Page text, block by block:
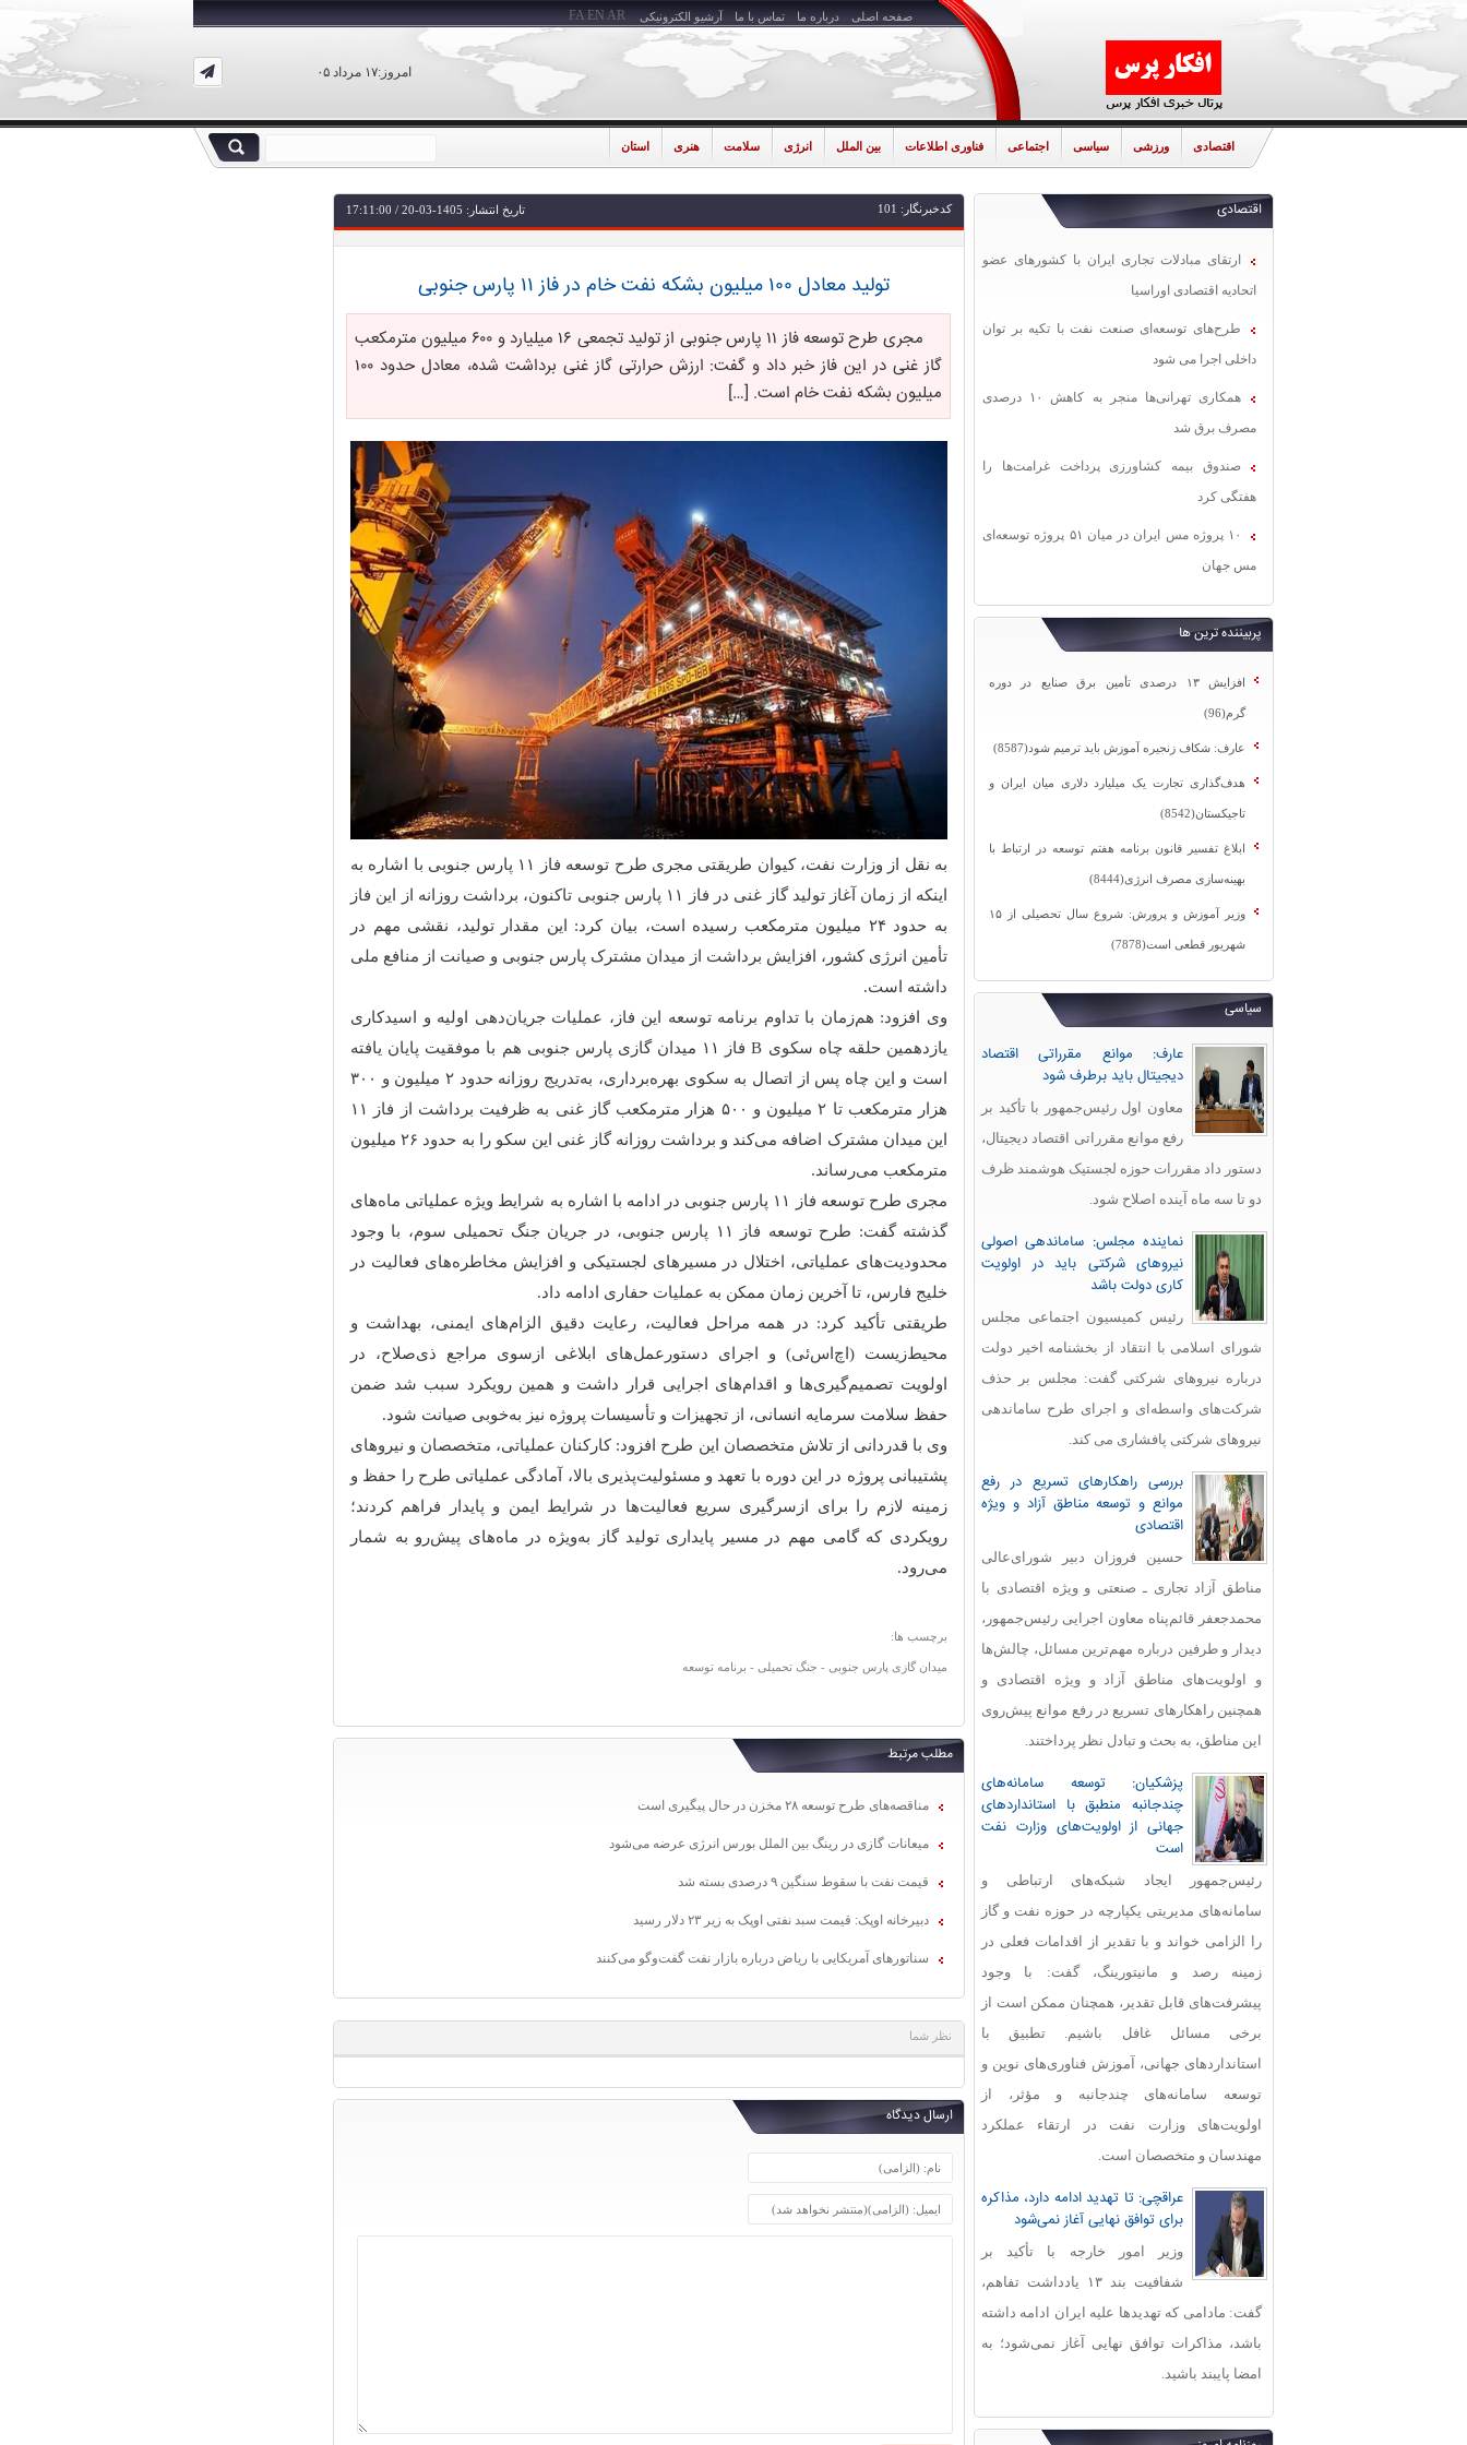
صفحه اصلی درباره ما تماس با ما آرشیو الکترونیکی
امروز:۱۷ مرداد ۰۵
FA EN AR
اقتصادی ورزشی سیاسی اجتماعی فناوری اطلاعات بین الملل انرژی سلامت هنری استان
اقتصادی
ارتقای مبادلات تجاری ایران با کشورهای عضو
اتحادیه اقتصادی اوراسیا
طرح‌های توسعه‌ای صنعت نفت با تکیه بر توان
داخلی اجرا می شود
همکاری تهرانی‌ها منجر به کاهش ۱۰ درصدی
مصرف برق شد
صندوق بیمه کشاورزی پرداخت غرامت‌ها را
هفتگی کرد
۱۰ پروژه مس ایران در میان ۵۱ پروژه توسعه‌ای
مس جهان
پربیننده ترین ها
افزایش ۱۳ درصدی تأمین برق صنایع در دوره
گرم(96)
عارف: شکاف زنجیره آموزش باید ترمیم شود(8587)
هدف‌گذاری تجارت یک میلیارد دلاری میان ایران و
تاجیکستان(8542)
ابلاغ تفسیر قانون برنامه هفتم توسعه در ارتباط با
بهینه‌سازی مصرف انرژی(8444)
وزیر آموزش و پرورش: شروع سال تحصیلی از ۱۵
شهریور قطعی است(7878)
سیاسی
عارف: موانع مقرراتی اقتصاد
دیجیتال باید برطرف شود
معاون اول رئیس‌جمهور با تأکید بر
رفع موانع مقرراتی اقتصاد دیجیتال،
دستور داد مقررات حوزه لجستیک هوشمند ظرف
دو تا سه ماه آینده اصلاح شود.
نماینده مجلس: ساماندهی اصولی
نیروهای شرکتی باید در اولویت
کاری دولت باشد
رئیس کمیسیون اجتماعی مجلس
شورای اسلامی با انتقاد از بخشنامه اخیر دولت
درباره نیروهای شرکتی گفت: مجلس بر حذف
شرکت‌های واسطه‌ای و اجرای طرح ساماندهی
نیروهای شرکتی پافشاری می کند.
بررسی راهکارهای تسریع در رفع
موانع و توسعه مناطق آزاد و ویژه
اقتصادی
حسین فروزان دبیر شورای‌عالی
مناطق آزاد تجاری ـ صنعتی و ویژه اقتصادی با
محمدجعفر قائم‌پناه معاون اجرایی رئیس‌جمهور،
دیدار و طرفین درباره مهم‌ترین مسائل، چالش‌ها
و اولویت‌های مناطق آزاد و ویژه اقتصادی و
همچنین راهکارهای تسریع در رفع موانع پیش‌روی
این مناطق، به بحث و تبادل نظر پرداختند.
پزشکیان: توسعه سامانه‌های
چندجانبه منطبق با استانداردهای
جهانی از اولویت‌های وزارت نفت
است
رئیس‌جمهور ایجاد شبکه‌های ارتباطی و
سامانه‌های مدیریتی یکپارچه در حوزه نفت و گاز
را الزامی خواند و با تقدیر از اقدامات فعلی در
زمینه رصد و مانیتورینگ، گفت: با وجود
پیشرفت‌های قابل‌ تقدیر، همچنان ممکن است از
برخی مسائل غافل باشیم. تطبیق با
استانداردهای جهانی، آموزش فناوری‌های نوین و
توسعه سامانه‌های چندجانبه و مؤثر، از
اولویت‌های وزارت نفت در ارتقاء عملکرد
مهندسان و متخصصان است.
عراقچی: تا تهدید ادامه دارد، مذاکره
برای توافق نهایی آغاز نمی‌شود
وزیر امور خارجه با تأکید بر
شفافیت بند ۱۳ یادداشت تفاهم،
گفت: مادامی که تهدیدها علیه ایران ادامه داشته
باشد، مذاکرات توافق نهایی آغاز نمی‌شود؛ به
امضا پایبند باشید.
کدخبرنگار: 101 تاریخ انتشار: 1405-03-20 / 17:11:00
تولید معادل ۱۰۰ میلیون بشکه نفت‌ خام در فاز ۱۱ پارس جنوبی
مجری طرح توسعه فاز ۱۱ پارس جنوبی از تولید تجمعی ۱۶ میلیارد و ۶۰۰ میلیون مترمکعب
گاز غنی در این فاز خبر داد و گفت: ارزش حرارتی گاز غنی برداشت شده، معادل حدود ۱۰۰
میلیون بشکه نفت خام است. […]
به نقل از وزارت نفت، کیوان طریقتی مجری طرح توسعه فاز ۱۱ پارس جنوبی با اشاره به
اینکه از زمان آغاز تولید گاز غنی در فاز ۱۱ پارس جنوبی تاکنون، برداشت روزانه از این فاز
به حدود ۲۴ میلیون مترمکعب رسیده است، بیان کرد: این مقدار تولید، نقشی مهم در
تأمین انرژی کشور، افزایش برداشت از میدان مشترک پارس جنوبی و صیانت از منافع ملی
داشته است.
وی افزود: هم‌زمان با تداوم برنامه توسعه این فاز، عملیات جریان‌دهی اولیه و اسیدکاری
یازدهمین حلقه چاه سکوی B فاز ۱۱ میدان گازی پارس جنوبی هم با موفقیت پایان یافته
است و این چاه پس از اتصال به سکوی بهره‌برداری، به‌تدریج روزانه حدود ۲ میلیون و ۳۰۰
هزار مترمکعب تا ۲ میلیون و ۵۰۰ هزار مترمکعب گاز غنی به ظرفیت برداشت از فاز ۱۱
این میدان مشترک اضافه می‌کند و برداشت روزانه گاز غنی این سکو را به حدود ۲۶ میلیون
مترمکعب می‌رساند.
مجری طرح توسعه فاز ۱۱ پارس جنوبی در ادامه با اشاره به شرایط ویژه عملیاتی ماه‌های
گذشته گفت: طرح توسعه فاز ۱۱ پارس جنوبی، در جریان جنگ تحمیلی سوم، با وجود
محدودیت‌های عملیاتی، اختلال در مسیرهای لجستیکی و افزایش مخاطره‌های فعالیت در
خلیج فارس، تا آخرین زمان ممکن به عملیات حفاری ادامه داد.
طریقتی تأکید کرد: در همه مراحل فعالیت، رعایت دقیق الزام‌های ایمنی، بهداشت و
محیط‌زیست (اچ‌اس‌ئی) و اجرای دستورعمل‌های ابلاغی ازسوی مراجع ذی‌صلاح، در
اولویت تصمیم‌گیری‌ها و اقدام‌های اجرایی قرار داشت و همین رویکرد سبب شد ضمن
حفظ سلامت سرمایه انسانی، از تجهیزات و تأسیسات پروژه نیز به‌خوبی صیانت شود.
وی با قدردانی از تلاش‌ متخصصان این طرح افزود: کارکنان عملیاتی، متخصصان و نیروهای
پشتیبانی پروژه در این دوره با تعهد و مسئولیت‌پذیری بالا، آمادگی عملیاتی طرح را حفظ و
زمینه لازم را برای ازسرگیری سریع فعالیت‌ها در شرایط ایمن و پایدار فراهم کردند؛
رویکردی که گامی مهم در مسیر پایداری تولید گاز به‌ویژه در ماه‌های پیش‌رو به شمار
می‌رود.
برچسب ها:
میدان گازی پارس جنوبی - جنگ تحمیلی - برنامه توسعه
مطلب مرتبط
مناقصه‌های طرح توسعه ۲۸ مخزن در حال پیگیری است‬
میعانات گازی در رینگ بین الملل بورس انرژی عرضه می‌شود
قیمت نفت با سقوط سنگین ۹ درصدی بسته شد
دبیرخانه اوپک: قیمت سبد نفتی اوپک به زیر ۲۳ دلار رسید
سناتورهای آمریکایی با ریاض درباره بازار نفت گفت‌وگو می‌کنند
نظر شما
ارسال دیدگاه